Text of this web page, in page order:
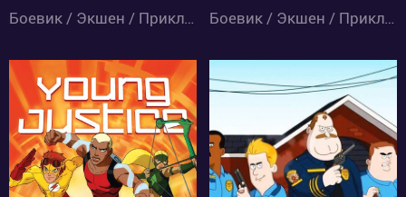
Боевик / Экшен / Приключения / Романтика / Фантастика / Мультфильмы Боевик / Экшен / Приключения / Романтика / Фантастика / Мультфильмы
4890 3861